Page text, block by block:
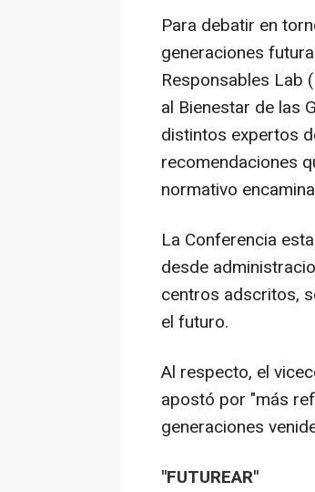
Para debatir en
generaciones
Responsables Lab
al Bienestar de las
distintos expertos
recomendaciones
normativo
La Conferencia
desde
centros adscritos,
el futuro.
Al respecto, el
apostó por "más
generaciones
"FUTUREAR"